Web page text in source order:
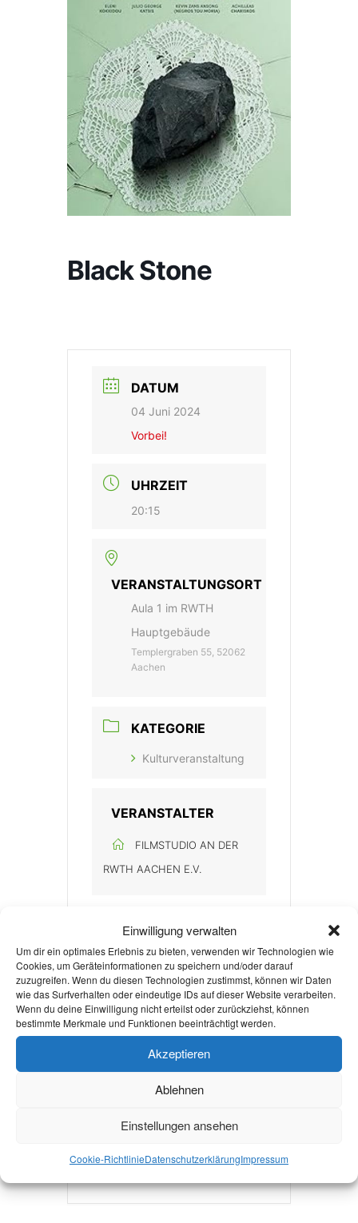
Einwilligung verwalten
Um dir ein optimales Erlebnis zu bieten, verwenden wir Technologien wie
Cookies, um Geräteinformationen zu speichern und/oder darauf
zuzugreifen. Wenn du diesen Technologien zustimmst, können wir Daten
wie das Surfverhalten oder eindeutige IDs auf dieser Website verarbeiten.
Wenn du deine Einwilligung nicht erteilst oder zurückziehst, können
bestimmte Merkmale und Funktionen beeinträchtigt werden.
Akzeptieren
Ablehnen
Einstellungen ansehen
Cookie-RichtlinieDatenschutzerklärungImpressum
Black Stone
DATUM
04 Juni 2024
Vorbei!
UHRZEIT
20:15
VERANSTALTUNGSORT
Aula 1 im RWTH
Hauptgebäude
Templergraben 55, 52062
Aachen
KATEGORIE
Kulturveranstaltung
VERANSTALTER
FILMSTUDIO AN DER
RWTH AACHEN E.V.
+ Zu Google Kalender hinzufügen
+ iCal / Outlook export
Die Veranstaltung ist beendet.